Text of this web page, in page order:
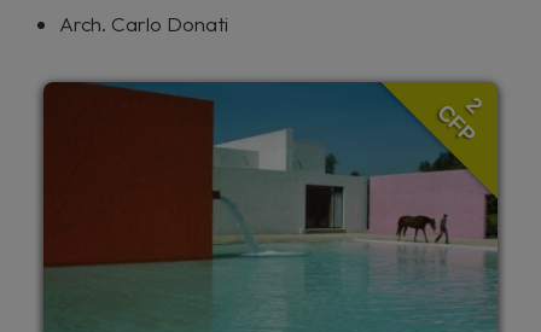
Arch. Carlo Donati
2
CFP